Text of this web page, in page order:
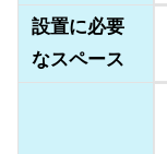
設置に必要
なスペース